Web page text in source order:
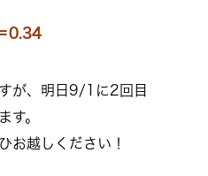
0.34
が、明日9/1に2回目
す。
お越しください！